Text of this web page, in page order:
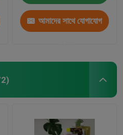
আমাদের সাথে যোগাযোগ